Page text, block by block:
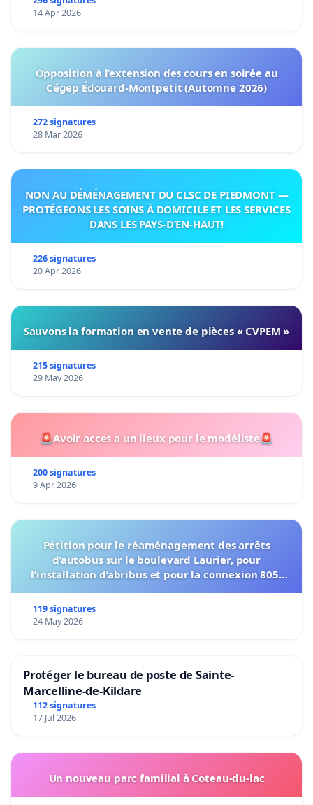
14 Apr 2026
Opposition à l’extension des cours en soirée au
Cégep Édouard-Montpetit (Automne 2026)
272 signatures
28 Mar 2026
NON AU DÉMÉNAGEMENT DU CLSC DE PIEDMONT —
PROTÉGEONS LES SOINS À DOMICILE ET LES SERVICES
DANS LES PAYS-D’EN-HAUT!
226 signatures
20 Apr 2026
Sauvons la formation en vente de pièces « CVPEM »
215 signatures
29 May 2026
🚨Avoir acces a un lieux pour le modéliste🚨
200 signatures
9 Apr 2026
Pétition pour le réaménagement des arrêts
d’autobus sur le boulevard Laurier, pour
l’installation d’abribus et pour la connexion 805-
119 signatures
24 May 2026
Protéger le bureau de poste de Sainte-
Marcelline-de-Kildare
112 signatures
17 Jul 2026
Un nouveau parc familial à Coteau-du-lac